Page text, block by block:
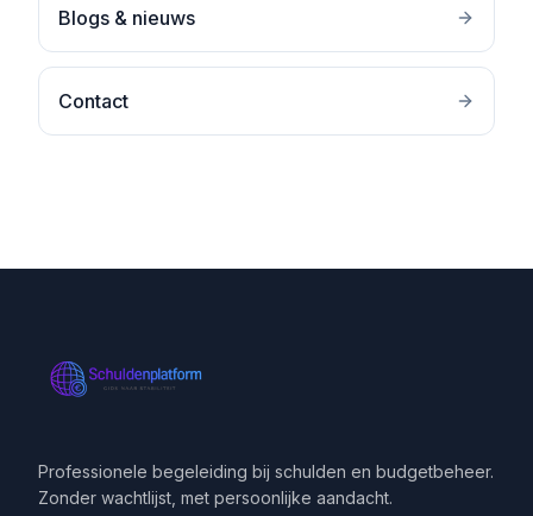
Blogs & nieuws
Contact
Professionele begeleiding bij schulden en budgetbeheer.
Zonder wachtlijst, met persoonlijke aandacht.